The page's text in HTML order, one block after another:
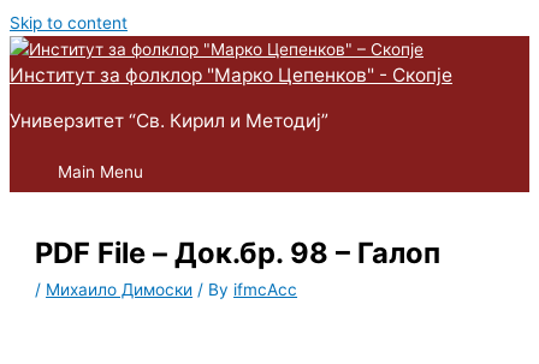
Skip to content
Институт за фолклор "Марко Цепенков" - Скопје
Универзитет “Св. Кирил и Методиј”
Main Menu
PDF File – Док.бр. 98 – Галоп
/ Михаило Димоски / By ifmcAcc